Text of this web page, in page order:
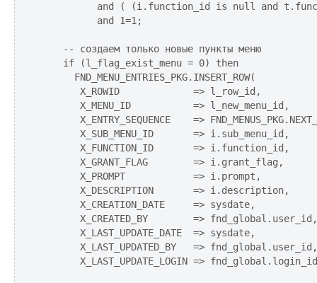
and ( (i.function_id is null and
          and 1=1;
    -- создаем только новые пункты меню
    if (l_flag_exist_menu = 0) then
      FND_MENU_ENTRIES_PKG.INSERT_ROW(
       X_ROWID             => l_row_id,
       X_MENU_ID           => l_new_menu_id,
X_ENTRY_SEQUENCE    =>
       X_SUB_MENU_ID       => i.sub_menu_id,
       X_FUNCTION_ID       => i.function_id,
       X_GRANT_FLAG        => i.grant_flag,
       X_PROMPT            => i.prompt,
       X_DESCRIPTION       => i.description,
       X_CREATION_DATE     => sysdate,
       X_CREATED_BY        => fnd_global.user_id,
       X_LAST_UPDATE_DATE  => sysdate,
       X_LAST_UPDATED_BY   => fnd_global.user_id,
X_LAST_UPDATE_LOGIN =>